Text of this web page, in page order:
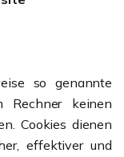
so genannte
Rechner keinen
Cookies dienen
effektiver und